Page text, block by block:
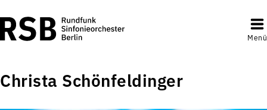
Menü
Christa Schönfeldinger